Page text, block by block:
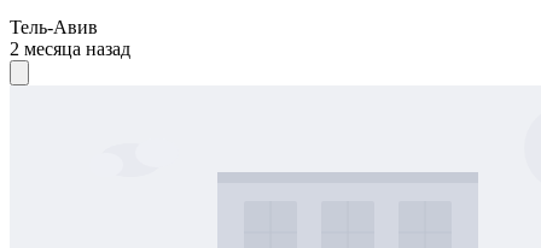
Тель-Авив
2 месяца назад